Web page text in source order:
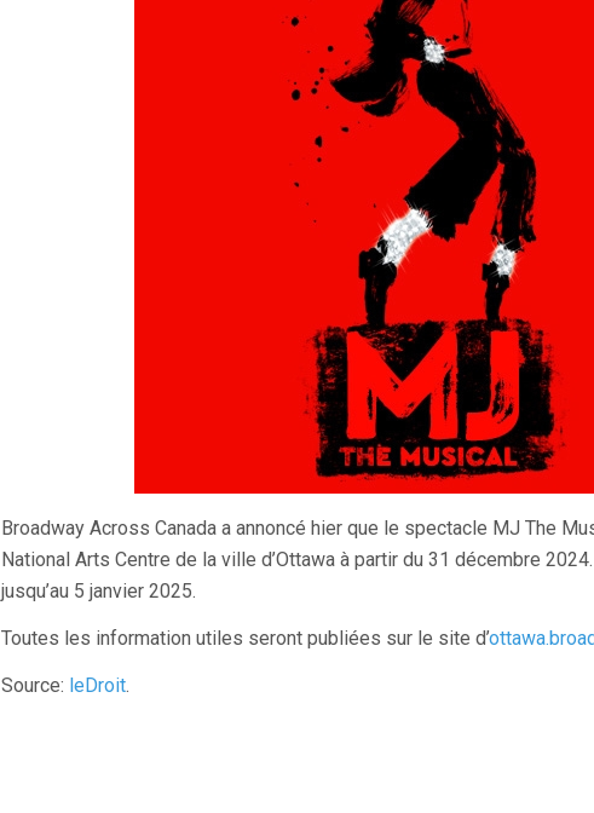
Broadway Across Canada a annoncé hier que le spectacle MJ The
National Arts Centre de la ville d’Ottawa à partir du 31 décembre
jusqu’au 5 janvier 2025.
Toutes les information utiles seront publiées sur le site d’
Source: leDroit.